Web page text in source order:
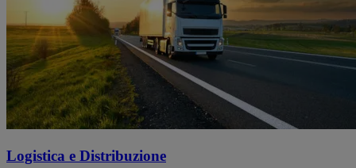
Logistica e Distribuzione